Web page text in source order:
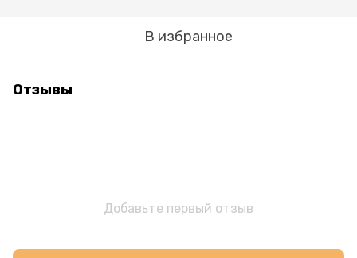
В избранное
Отзывы
Добавьте первый отзыв